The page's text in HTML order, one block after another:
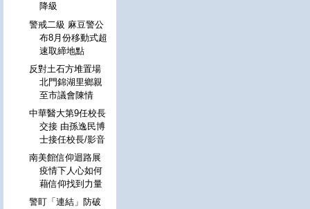
降級
警戒二級 麻豆警公
布8月份移動式超
速取締地點
反對土石方堆置場
北門錦湖里鄉親
至市議會陳情
中華醫大第9任校長
交接 由孫逸民博
士接任校長/影音
南美館信仰迴路展
疫情下人心如何
藉信仰找到力量
警盯「連結」防破